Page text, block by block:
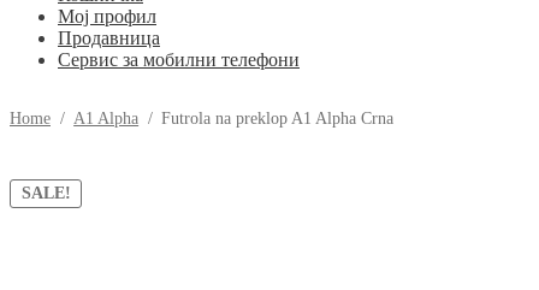
Мој профил
Продавница
Сервис за мобилни телефони
Home / A1 Alpha / Futrola na preklop A1 Alpha Crna
SALE!